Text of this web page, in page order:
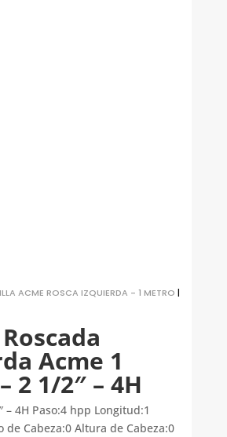
ACME ROSCA IZQUIERDA - 1 METRO |
Acme 1
2 1/2″ – 4H
– 4H Paso:4 hpp Longitud:1
de Cabeza:0 Altura de Cabeza:0